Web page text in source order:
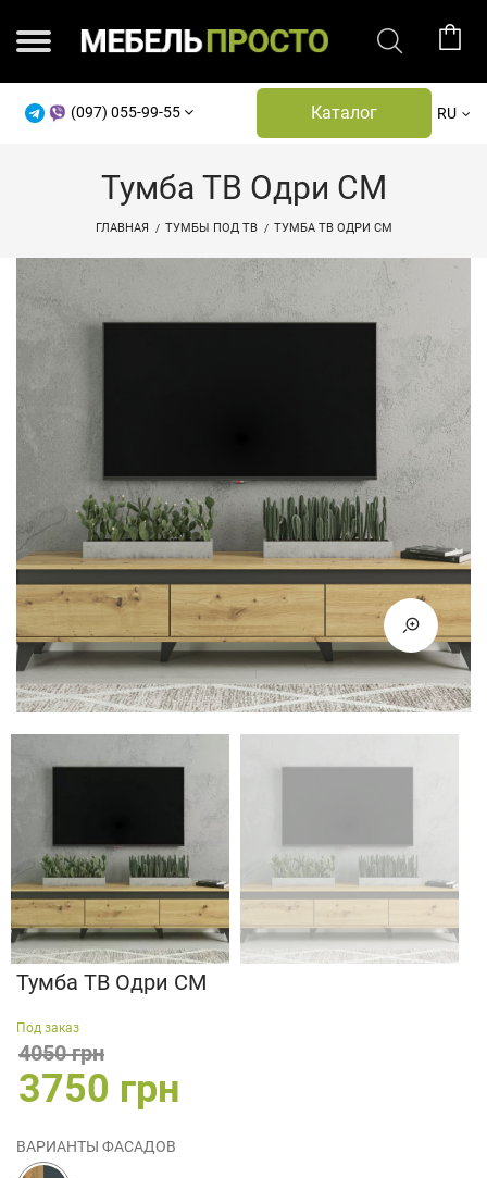
(097) 055-99-55 Каталог RU
Тумба ТВ Одри СМ
ГЛАВНАЯ ТУМБЫ ПОД ТВ ТУМБА ТВ ОДРИ СМ
Тумба ТВ Одри СМ
Под заказ
3750 грн
4050 грн
ВАРИАНТЫ ФАСАДОВ